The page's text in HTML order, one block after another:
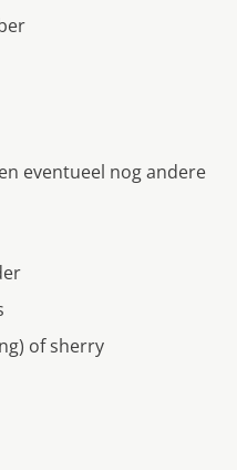
eventueel nog andere
of sherry